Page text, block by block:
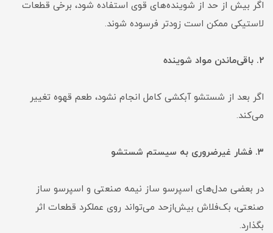
اگر بیش از حد از شوینده‌های قوی استفاده شود، برخی قطعات
لاستیکی ممکن است زودتر فرسوده شوند.
۲. باقی‌ماندن مواد شوینده
اگر بعد از شستشو آبکشی کامل انجام نشود، طعم قهوه تغییر
می‌کند.
۳. فشار غیرضروری به سیستم شستشو
در بعضی مدل‌های اسپرسو ساز نیمه صنعتی و اسپرسو ساز
صنعتی، بک‌فلاش بیش‌ازحد می‌تواند روی عملکرد قطعات اثر
بگذارد.